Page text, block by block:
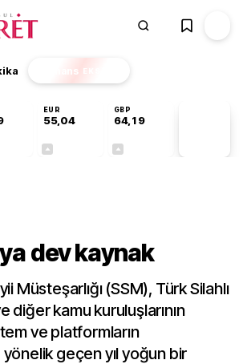
Finans EKSTRA
EUR
55,04
GBP
64,19
dev kaynak
Müsteşarlığı (SSM), Türk Silahlı
diğer kamu kuruluşlarının
ve platformların
geçen yıl yoğun bir